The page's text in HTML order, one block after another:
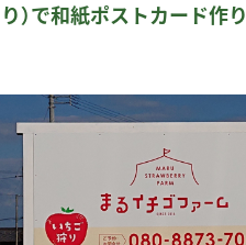
り）で和紙ポストカード作り